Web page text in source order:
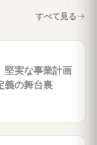
すべて見る
堅実な事業計画
義の舞台裏